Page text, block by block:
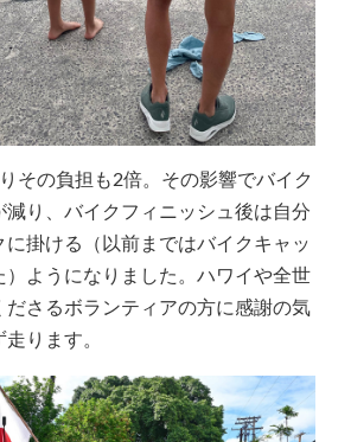
その負担も2倍。その影響でバイク
減り、バイクフィニッシュ後は自分
に掛ける（以前まではバイクキャッ
）ようになりました。ハワイや全世
ださるボランティアの方に感謝の気
ります。